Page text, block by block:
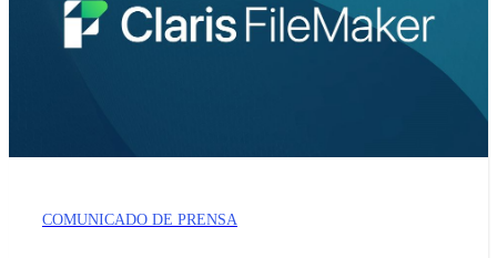
COMUNICADO DE PRENSA